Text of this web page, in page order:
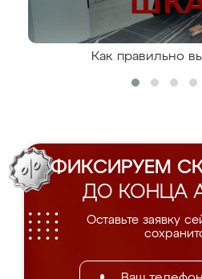
Как правильно
ФИКСИРУЕМ
ДО КОНЦА
Оставьте заявку